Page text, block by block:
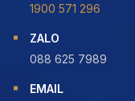
1900 571 296
ZALO
088 625 7989
EMAIL